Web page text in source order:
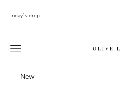
friday`s drop
Navigation menu
New